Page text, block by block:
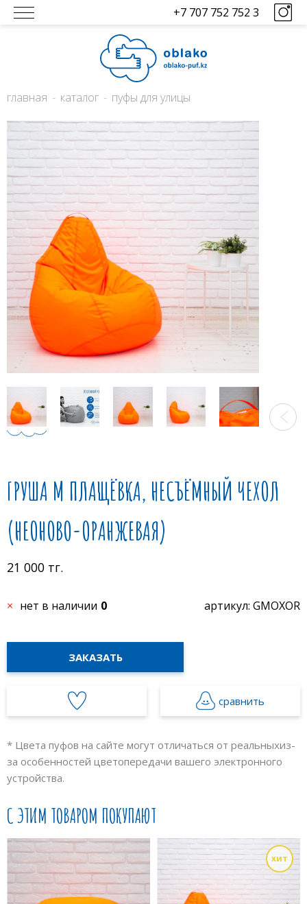
+7 707 752 752 3
главная каталог пуфы для улицы
ГРУША M ПЛАЩЁВКА, НЕСЪЁМНЫЙ ЧЕХОЛ
(НЕОНОВО-ОРАНЖЕВАЯ)
21 000 тг.
нет в наличии 0 артикул: GMOXOR
ЗАКАЗАТЬ
сравнить
* Цвета пуфов на сайте могут отличаться от реальныхиз-
за особенностей цветопередачи вашего электронного
устройства.
С ЭТИМ ТОВАРОМ ПОКУПАЮТ
хит